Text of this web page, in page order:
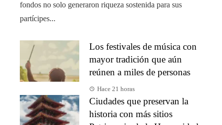
fondos no solo generaron riqueza sostenida para sus
partícipes...
Los festivales de música con
mayor tradición que aún
reúnen a miles de personas
Hace 21 horas
Ciudades que preservan la
historia con más sitios